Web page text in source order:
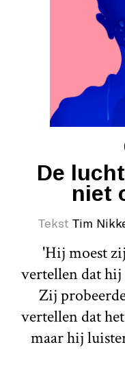
De
niet
Tekst Tim
'Hij moest
vertellen dat
Zij
vertellen dat
maar hij